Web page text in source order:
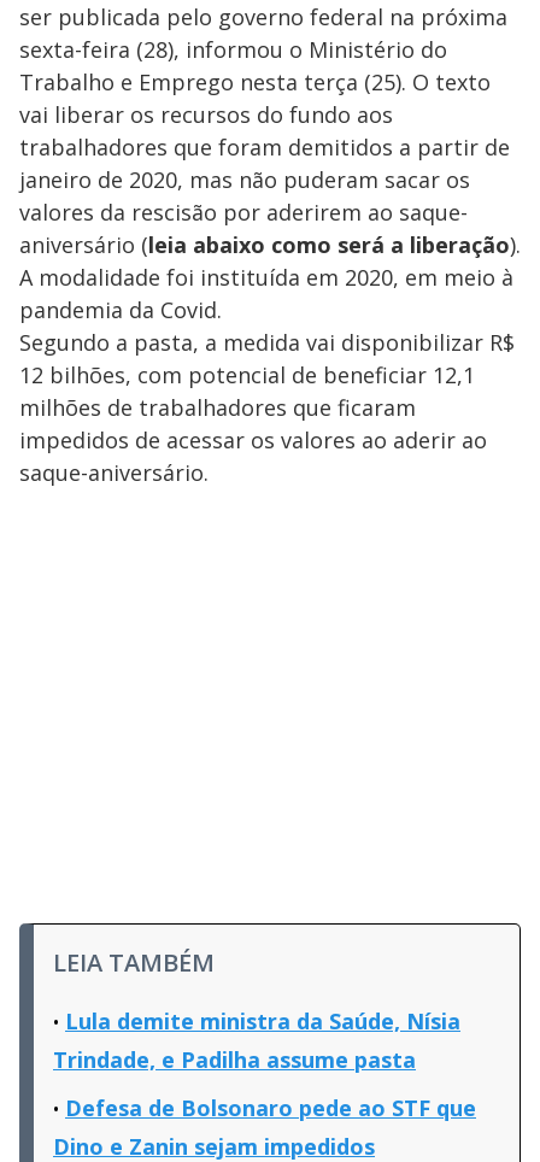
ser publicada pelo governo federal na próxima
sexta-feira (28), informou o Ministério do
Trabalho e Emprego nesta terça (25). O texto
vai liberar os recursos do fundo aos
trabalhadores que foram demitidos a partir de
janeiro de 2020, mas não puderam sacar os
valores da rescisão por aderirem ao saque-
aniversário (leia abaixo como será a liberação).
A modalidade foi instituída em 2020, em meio à
pandemia da Covid.
Segundo a pasta, a medida vai disponibilizar R$
12 bilhões, com potencial de beneficiar 12,1
milhões de trabalhadores que ficaram
impedidos de acessar os valores ao aderir ao
saque-aniversário.
LEIA TAMBÉM
Lula demite ministra da Saúde, Nísia
Trindade, e Padilha assume pasta
Defesa de Bolsonaro pede ao STF que
Dino e Zanin sejam impedidos